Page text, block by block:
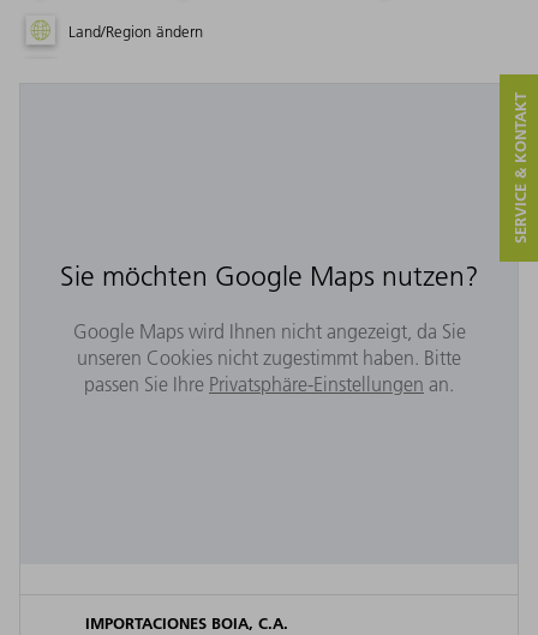
Land/Region ändern
Sie möchten Google Maps nutzen?
Google Maps wird Ihnen nicht angezeigt, da Sie
unseren Cookies nicht zugestimmt haben. Bitte
passen Sie Ihre Privatsphäre-Einstellungen an.
IMPORTACIONES BOIA, C.A.
SERVICE & KONTAKT